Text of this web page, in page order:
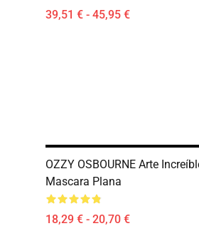
39,51 € - 45,95 €
OZZY OSBOURNE Arte
Mascara Plana
18,29 € - 20,70 €